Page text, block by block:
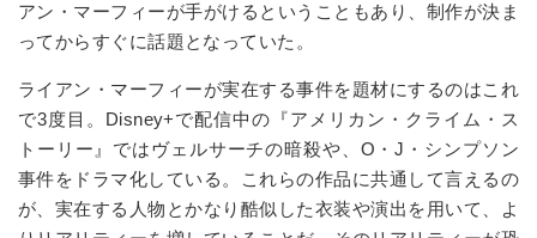
アン・マーフィーが手がけるということもあり、制作が決ま
ってからすぐに話題となっていた。
ライアン・マーフィーが実在する事件を題材にするのはこれ
で3度目。Disney+で配信中の『アメリカン・クライム・ス
トーリー』ではヴェルサーチの暗殺や、O・J・シンプソン
事件をドラマ化している。これらの作品に共通して言えるの
が、実在する人物とかなり酷似した衣装や演出を用いて、よ